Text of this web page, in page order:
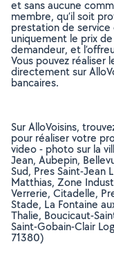
et sans aucune
membre, qu’il soit
prestation de service
uniquement le prix
demandeur, et
Vous pouvez réaliser
directement sur
bancaires.
Sur AlloVoisins,
pour réaliser votre
video - photo sur la
Jean, Aubepin,
Sud, Pres Saint-Jean
Matthias, Zone
Verrerie, Citadelle,
Stade, La Fontaine
Thalie, Boucicaut-
Saint-Gobain-Clair
71380)